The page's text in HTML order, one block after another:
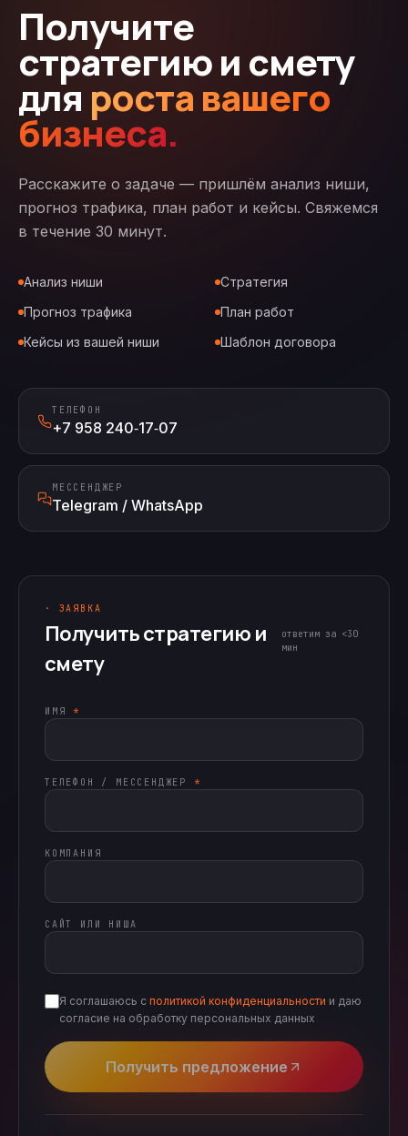
Получите
стратегию и смету
для роста вашего
бизнеса.
Расскажите о задаче — пришлём анализ ниши,
прогноз трафика, план работ и кейсы. Свяжемся
в течение 30 минут.
Анализ ниши
Стратегия
Прогноз трафика
План работ
Кейсы из вашей ниши
Шаблон договора
ТЕЛЕФОН
+7 958 240‑17‑07
МЕССЕНДЖЕР
Telegram / WhatsApp
· ЗАЯВКА
Получить стратегию и
смету
ответим за <30
мин
ИМЯ *
ТЕЛЕФОН / МЕССЕНДЖЕР *
КОМПАНИЯ
САЙТ ИЛИ НИША
Я соглашаюсь с политикой конфиденциальности и даю
согласие на обработку персональных данных
Получить предложение